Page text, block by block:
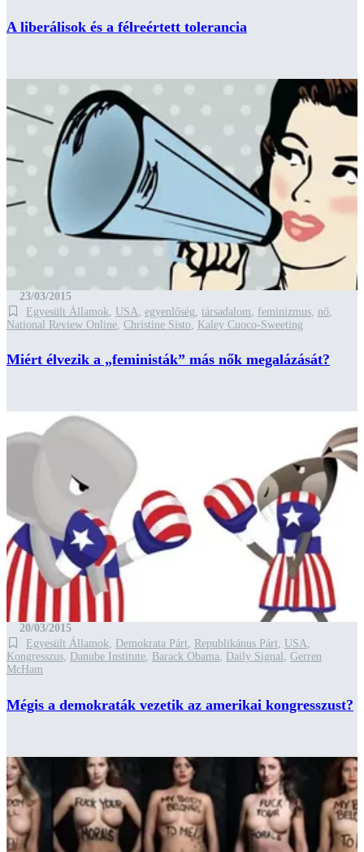
A liberálisok és a félreértett tolerancia
23/03/2015
Egyesült Államok
USA egyenlőség társadalom feminizmus nő
National Review Online Christine Sisto Kaley Cuoco-Sweeting
Miért élvezik a „feministák” más nők megalázását?
20/03/2015
Egyesült Államok, Demokrata Párt, Republikánus Párt, USA,
Kongresszus, Danube Institute, Barack Obama, Daily Signal , Gerren
McHam
Mégis a demokraták vezetik az amerikai kongresszust?